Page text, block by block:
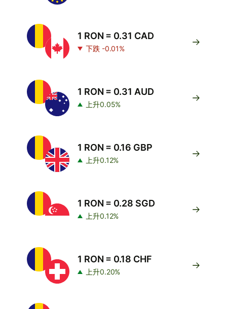
1 RON = 0.31 CAD
下跌 -0.01%
1 RON = 0.31 AUD
上升0.05%
1 RON = 0.16 GBP
上升0.12%
1 RON = 0.28 SGD
上升0.12%
1 RON = 0.18 CHF
上升0.20%